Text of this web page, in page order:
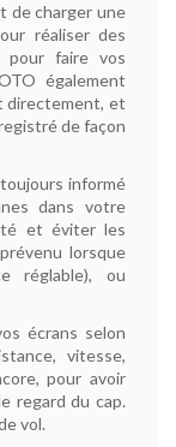
de charger une
réaliser des
pour faire vos
également
directement, et
de façon
informé
dans votre
et éviter les
lorsque
réglable), ou
écrans selon
vitesse,
pour avoir
regard du cap.
vol.